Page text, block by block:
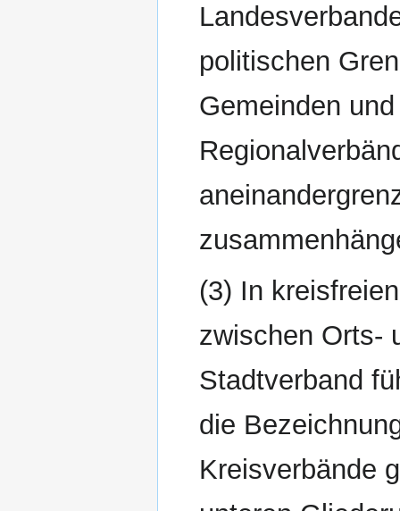
politischen
Gemeinden
(3) In
zwischen Orts-
Stadtverband
die
Kreisverbände